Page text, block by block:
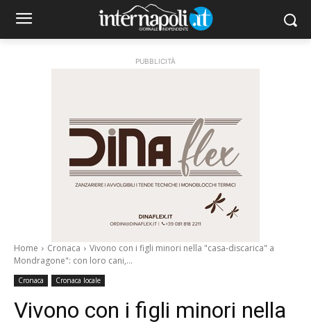
PUBBLICITÀ
Home Cronaca
Vivono con i figli minori nella "casa-discarica" a
Mondragone": con loro cani,...
Cronaca Cronaca locale
Vivono con i figli minori nella